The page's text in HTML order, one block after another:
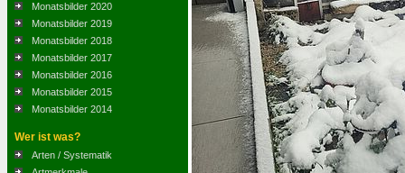
Monatsbilder 2020
Monatsbilder 2019
Monatsbilder 2018
Monatsbilder 2017
Monatsbilder 2016
Monatsbilder 2015
Monatsbilder 2014
Wer ist was?
Arten / Systematik